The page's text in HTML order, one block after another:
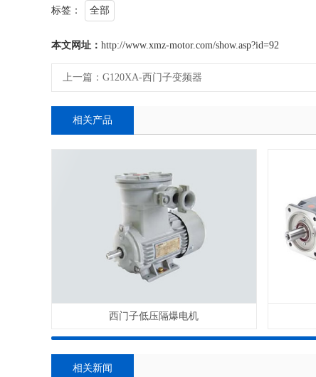
标签： 全部
本文网址： http://www.xmz-motor.com/show.asp?id=92
上一篇： G120XA-西门子变频器
相关产品
西门子低压隔爆电机
相关新闻